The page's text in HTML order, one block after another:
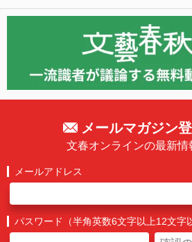
メールマガジン登
文春オンラインの最新情
メールアドレス
パスワード（半角英数6文字以上12文字